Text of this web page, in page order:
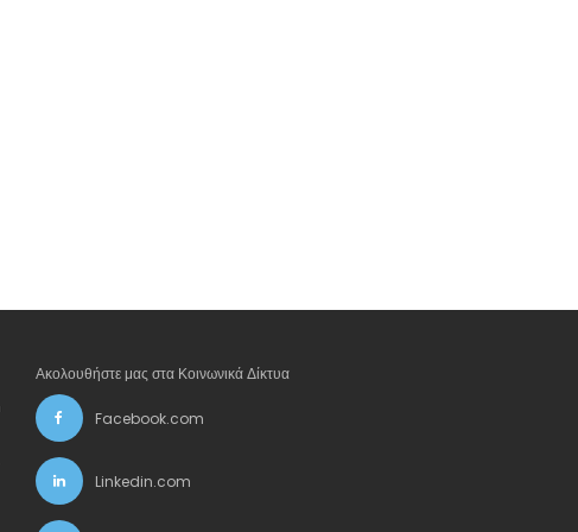
Ακολουθήστε μας στα Κοινωνικά Δίκτυα
Facebook.com
Linkedin.com